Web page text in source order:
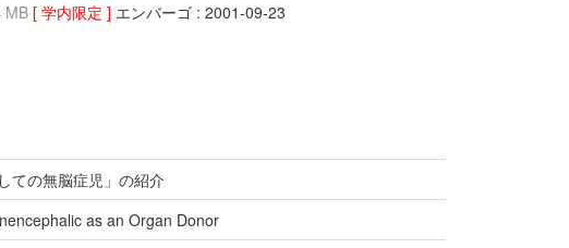
MB [ 学内限定 ] エンバーゴ : 2001-09-23
ての無脳症児」の紹介
as an Organ Donor